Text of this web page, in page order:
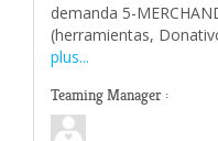
demanda 5-
(herramientas,
plus...
Teaming Manager :